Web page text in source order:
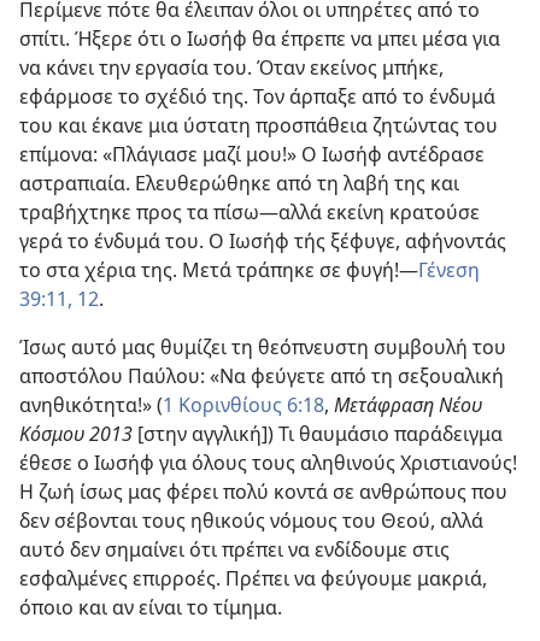
Περίμενε πότε θα έλειπαν όλοι οι υπηρέτες από το
σπίτι. Ήξερε ότι ο Ιωσήφ θα έπρεπε να μπει μέσα για
να κάνει την εργασία του. Όταν εκείνος μπήκε,
εφάρμοσε το σχέδιό της. Τον άρπαξε από το ένδυμά
του και έκανε μια ύστατη προσπάθεια ζητώντας του
επίμονα: «Πλάγιασε μαζί μου!» Ο Ιωσήφ αντέδρασε
αστραπιαία. Ελευθερώθηκε από τη λαβή της και
τραβήχτηκε προς τα πίσω​—αλλά εκείνη κρατούσε
γερά το ένδυμά του. Ο Ιωσήφ τής ξέφυγε, αφήνοντάς
το στα χέρια της. Μετά τράπηκε σε φυγή!​—Γένεση
39:11, 12.
Ίσως αυτό μας θυμίζει τη θεόπνευστη συμβουλή του
αποστόλου Παύλου: «Να φεύγετε από τη σεξουαλική
ανηθικότητα!» (1 Κορινθίους 6:18, Μετάφραση Νέου
Κόσμου 2013 [στην αγγλική]) Τι θαυμάσιο παράδειγμα
έθεσε ο Ιωσήφ για όλους τους αληθινούς Χριστιανούς!
Η ζωή ίσως μας φέρει πολύ κοντά σε ανθρώπους που
δεν σέβονται τους ηθικούς νόμους του Θεού, αλλά
αυτό δεν σημαίνει ότι πρέπει να ενδίδουμε στις
εσφαλμένες επιρροές. Πρέπει να φεύγουμε μακριά,
όποιο και αν είναι το τίμημα.